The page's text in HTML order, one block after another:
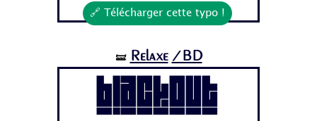
🔗 Télécharger cette typo !
🝛 Relaxe /BD
BLACKOUT